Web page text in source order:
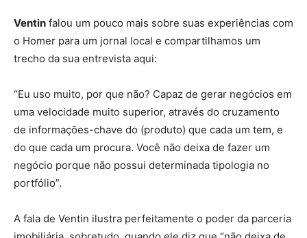
Ventin falou um pouco mais sobre suas experiências com
o Homer para um jornal local e compartilhamos um
trecho da sua entrevista aqui:
“Eu uso muito, por que não? Capaz de gerar negócios em
uma velocidade muito superior, através do cruzamento
de informações-chave do (produto) que cada um tem, e
do que cada um procura. Você não deixa de fazer um
negócio porque não possui determinada tipologia no
portfólio”.
A fala de Ventin ilustra perfeitamente o poder da parceria